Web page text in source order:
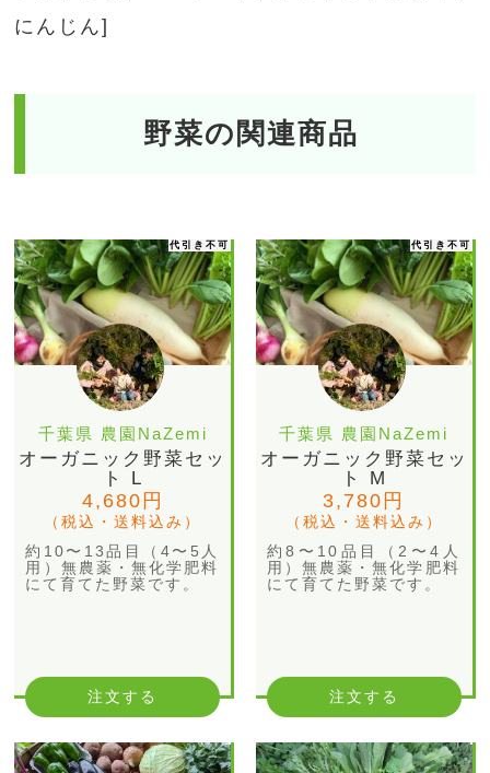
にんじん]
野菜の関連商品
代引き不可
千葉県 農園NaZemi
オーガニック野菜セッ
ト L
4,680円
（税込・送料込み）
約10〜13品目（4〜5人
用）無農薬・無化学肥料
にて育てた野菜です。
注文する
代引き不可
千葉県 農園NaZemi
オーガニック野菜セッ
ト M
3,780円
（税込・送料込み）
約8〜10品目（2〜4人
用）無農薬・無化学肥料
にて育てた野菜です。
注文する